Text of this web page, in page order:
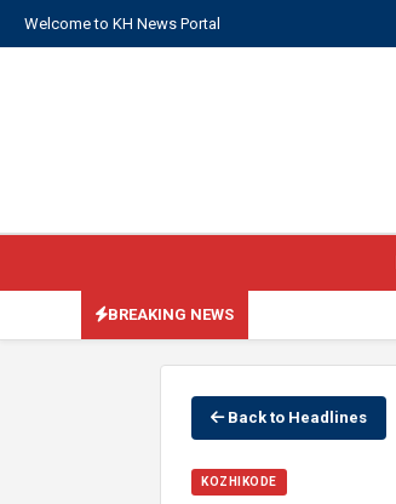
Welcome to KH News Portal
BREAKING NEWS
Back to Headlines
KOZHIKODE